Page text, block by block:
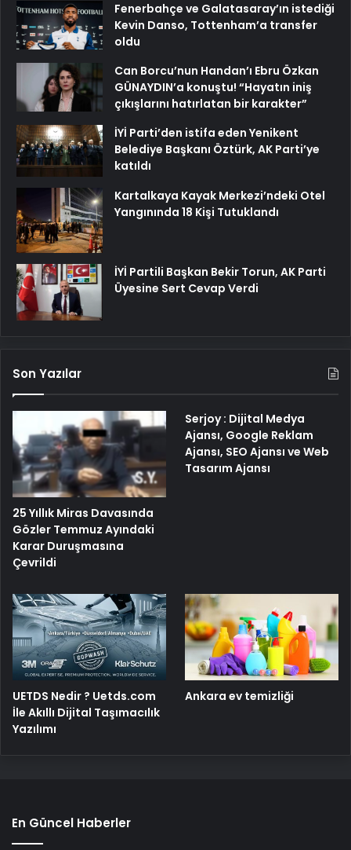
Fenerbahçe ve Galatasaray’ın istediği
Kevin Danso, Tottenham’a transfer
oldu
Can Borcu’nun Handan’ı Ebru Özkan
GÜNAYDIN’a konuştu! “Hayatın iniş
çıkışlarını hatırlatan bir karakter”
İYİ Parti’den istifa eden Yenikent
Belediye Başkanı Öztürk, AK Parti’ye
katıldı
Kartalkaya Kayak Merkezi’ndeki Otel
Yangınında 18 Kişi Tutuklandı
İYİ Partili Başkan Bekir Torun, AK Parti
Üyesine Sert Cevap Verdi
Son Yazılar
25 Yıllık Miras Davasında
Gözler Temmuz Ayındaki
Karar Duruşmasına
Çevrildi
Serjoy : Dijital Medya
Ajansı, Google Reklam
Ajansı, SEO Ajansı ve Web
Tasarım Ajansı
UETDS Nedir ? Uetds.com
İle Akıllı Dijital Taşımacılık
Yazılımı
Ankara ev temizliği
En Güncel Haberler